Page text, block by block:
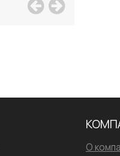
О